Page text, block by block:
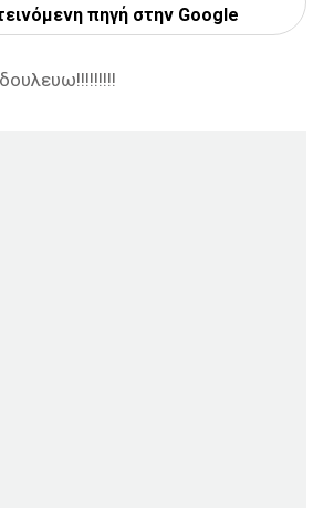
πηγή στην Google